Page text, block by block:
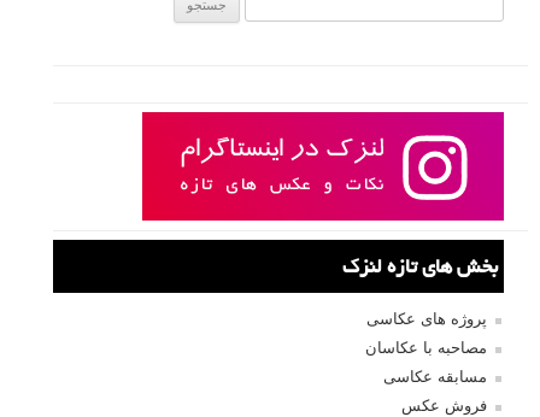
بخش های تازه لنزک
پروژه های عکاسی
مصاحبه با عکاسان
مسابقه عکاسی
فروش عکس